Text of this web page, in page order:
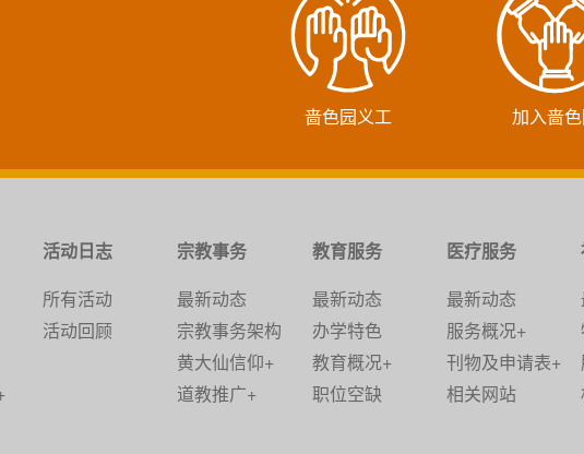
啬色园义工 加入啬
活动日志
所有活动
活动回顾
宗教事务
最新动态
宗教事务架构
黄大仙信仰+
道教推广+
教育服务
最新动态
办学特色
教育概况+
职位空缺
医疗服务
最新动态
服务概况+
刊物及申请表+
相关网站